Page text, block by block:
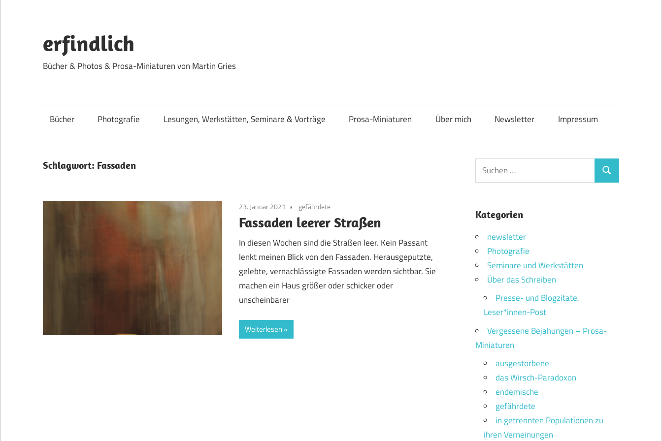
springen
erfindlich
Bücher & Photos & Prosa-Miniaturen von Martin Gries
Bücher Photografie Lesungen, Werkstätten, Seminare & Vorträge Prosa-Miniaturen Über mich Newsletter Impressum
Schlagwort: Fassaden
23. Januar 2021 gefährdete
Fassaden leerer Straßen
In diesen Wochen sind die Straßen leer. Kein Passant
lenkt meinen Blick von den Fassaden. Herausgeputzte,
gelebte, vernachlässigte Fassaden werden sichtbar. Sie
machen ein Haus größer oder schicker oder
unscheinbarer
Weiterlesen
Suchen
nach:
Suchen
Kategorien
newsletter
Photografie
Seminare und Werkstätten
Über das Schreiben
Presse- und Blogzitate,
Leser*innen-Post
Vergessene Bejahungen – Prosa-
Miniaturen
ausgestorbene
das Wirsch-Paradoxon
endemische
gefährdete
in getrennten Populationen zu
ihren Verneinungen